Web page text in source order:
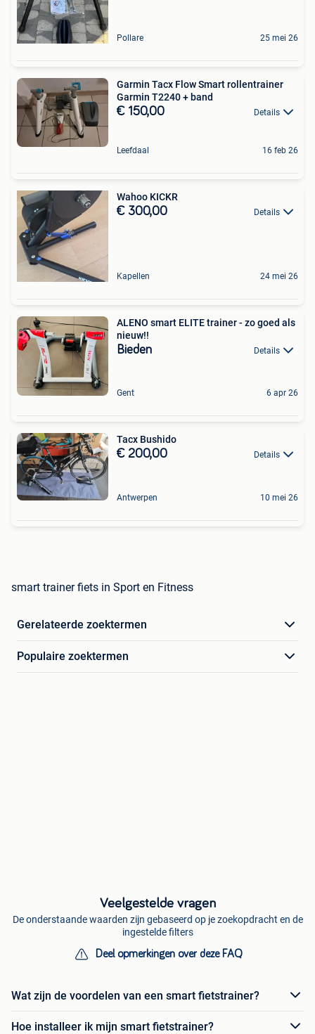
Pollare 25 mei 26
Garmin Tacx Flow Smart rollentrainer
Garmin T2240 + band
€ 150,00 Details
Leefdaal 16 feb 26
Wahoo KICKR
€ 300,00 Details
Kapellen 24 mei 26
ALENO smart ELITE trainer - zo goed als
nieuw!!
Bieden Details
Gent 6 apr 26
Tacx Bushido
€ 200,00 Details
Antwerpen 10 mei 26
smart trainer fiets in Sport en Fitness
Gerelateerde zoektermen
Populaire zoektermen
Veelgestelde vragen
De onderstaande waarden zijn gebaseerd op je zoekopdracht en de
ingestelde filters
Deel opmerkingen over deze FAQ
Wat zijn de voordelen van een smart fietstrainer?
Hoe installeer ik mijn smart fietstrainer?